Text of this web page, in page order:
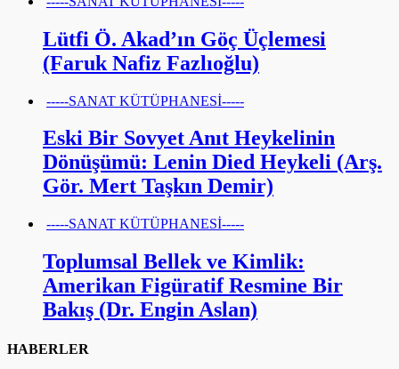
Lütfi Ö. Akad’ın Göç Üçlemesi
(Faruk Nafiz Fazlıoğlu)
-----SANAT KÜTÜPHANESİ-----
Eski Bir Sovyet Anıt Heykelinin
Dönüşümü: Lenin Died Heykeli (Arş.
Gör. Mert Taşkın Demir)
-----SANAT KÜTÜPHANESİ-----
Toplumsal Bellek ve Kimlik:
Amerikan Figüratif Resmine Bir
Bakış (Dr. Engin Aslan)
HABERLER